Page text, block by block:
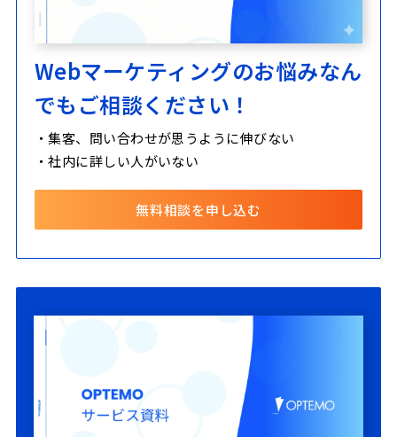
Webマーケティングのお悩みなん
でもご相談ください！
・集客、問い合わせが思うように伸びない
・社内に詳しい人がいない
無料相談を申し込む